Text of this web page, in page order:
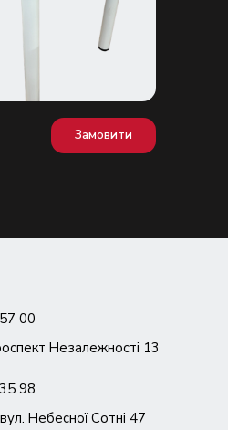
Замовити
00
Незалежності 13
98
Небесної Сотні 47